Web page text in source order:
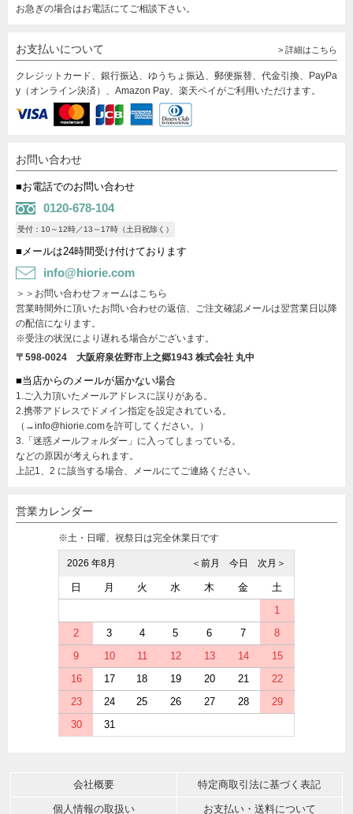
お急ぎの場合はお電話にてご相談下さい。
お支払いについて > 詳細はこちら
クレジットカード、銀行振込、ゆうちょ振込、郵便振替、代金引換、PayPa
y（オンライン決済）、Amazon Pay、楽天ペイがご利用いただけます。
お問い合わせ
■お電話でのお問い合わせ
0120-678-104
受付：10～12時／13～17時（土日祝除く）
■メールは24時間受け付けております
info@hiorie.com
＞＞お問い合わせフォームはこちら
営業時間外に頂いたお問い合わせの返信、ご注文確認メールは翌営業日以降
の配信になります。
※受注の状況により遅れる場合がございます。
〒598-0024 大阪府泉佐野市上之郷1943 株式会社 丸中
■当店からのメールが届かない場合
1.ご入力頂いたメールアドレスに誤りがある。
2.携帯アドレスでドメイン指定を設定されている。
（→info@hiorie.comを許可してください。）
3.「迷惑メールフォルダー」に入ってしまっている。
などの原因が考えられます。
上記1、2 に該当する場合、メールにてご連絡ください。
営業カレンダー
※土・日曜、祝祭日は完全休業日です
2026 年8月 次月＞
今日
＜前月
日 月 火 水 木 金
土
1
2
3 4 5 6 7
8
9
10 11 12 13 14
15
16
17 18 19 20 21
22
23
24 25 26 27 28
29
30
31
会社概要 特定商取引法に基づく表記
個人情報の取扱い お支払い・送料について